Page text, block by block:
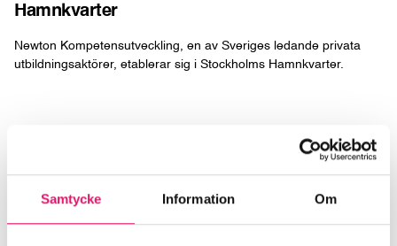
Samtycke Information Om
Hamnkvarter
Newton Kompetensutveckling, en av Sveriges ledande privata
utbildningsaktörer, etablerar sig i Stockholms Hamnkvarter.